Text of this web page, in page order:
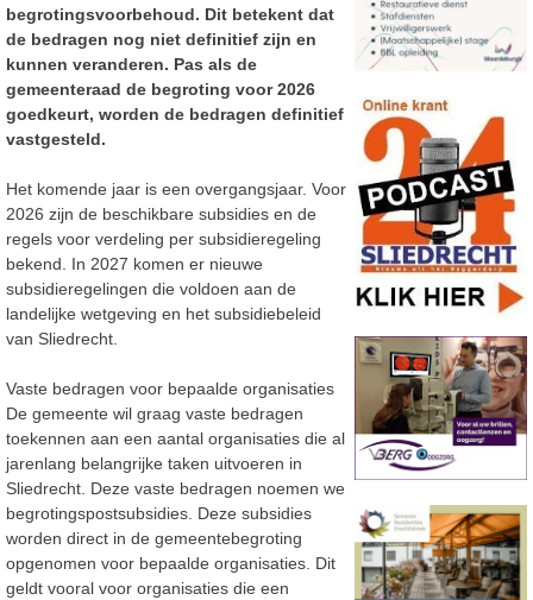
begrotingsvoorbehoud. Dit betekent dat
de bedragen nog niet definitief zijn en
kunnen veranderen. Pas als de
gemeenteraad de begroting voor 2026
goedkeurt, worden de bedragen definitief
vastgesteld.
Het komende jaar is een overgangsjaar. Voor
2026 zijn de beschikbare subsidies en de
regels voor verdeling per subsidieregeling
bekend. In 2027 komen er nieuwe
subsidieregelingen die voldoen aan de
landelijke wetgeving en het subsidiebeleid
van Sliedrecht.
Vaste bedragen voor bepaalde organisaties
De gemeente wil graag vaste bedragen
toekennen aan een aantal organisaties die al
jarenlang belangrijke taken uitvoeren in
Sliedrecht. Deze vaste bedragen noemen we
begrotingspostsubsidies. Deze subsidies
worden direct in de gemeentebegroting
opgenomen voor bepaalde organisaties. Dit
geldt vooral voor organisaties die een